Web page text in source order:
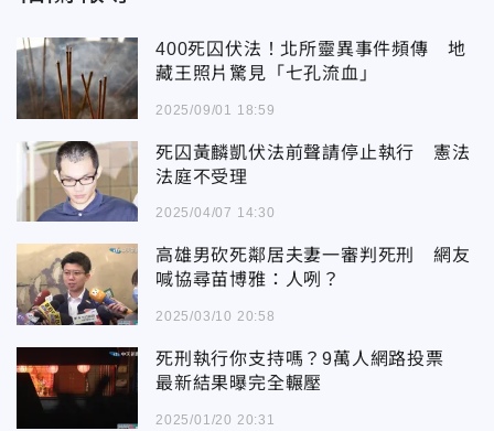
400死囚伏法！北所靈異事件頻傳 地
藏王照片驚見「七孔流血」
2025/09/01 18:59
死囚黃麟凱伏法前聲請停止執行 憲法
法庭不受理
2025/04/07 14:30
高雄男砍死鄰居夫妻一審判死刑 網友
喊協尋苗博雅：人咧？
2025/03/10 20:58
死刑執行你支持嗎？9萬人網路投票
最新結果曝完全輾壓
2025/01/20 20:31